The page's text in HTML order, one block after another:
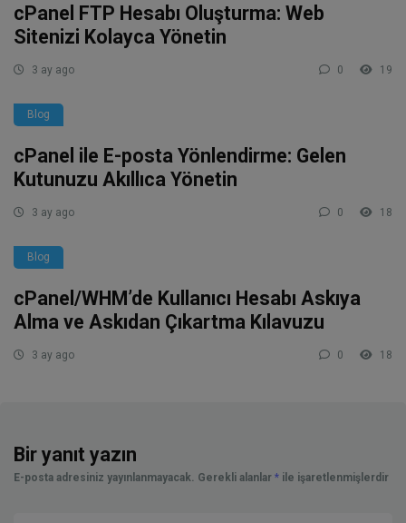
cPanel FTP Hesabı Oluşturma: Web
Sitenizi Kolayca Yönetin
3 ay ago 0 19
Blog
cPanel ile E-posta Yönlendirme: Gelen
Kutunuzu Akıllıca Yönetin
3 ay ago 0 18
Blog
cPanel/WHM’de Kullanıcı Hesabı Askıya
Alma ve Askıdan Çıkartma Kılavuzu
3 ay ago 0 18
Bir yanıt yazın
E-posta adresiniz yayınlanmayacak. Gerekli alanlar * ile işaretlenmişlerdir